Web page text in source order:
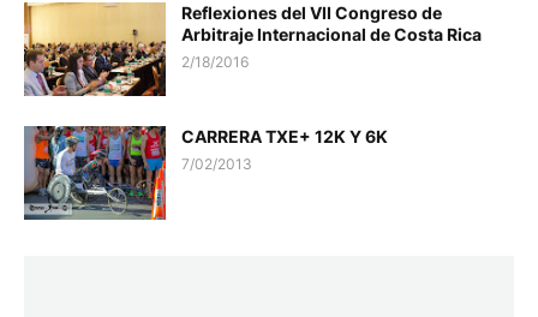
Reflexiones del VII Congreso de
Arbitraje Internacional de Costa Rica
2/18/2016
CARRERA TXE+ 12K Y 6K
7/02/2013